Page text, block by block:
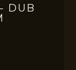
DUB